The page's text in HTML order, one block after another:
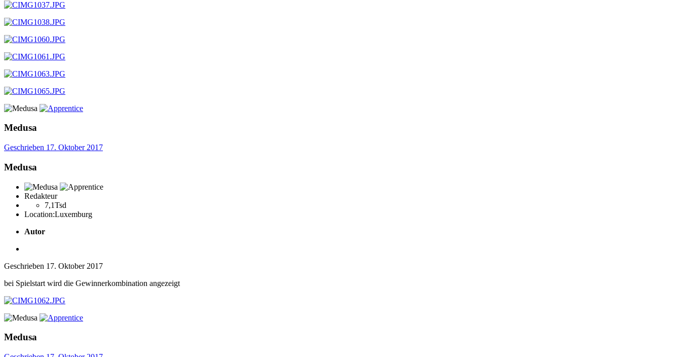
Medusa
Geschrieben 17. Oktober 2017
Medusa
Redakteur
7,1Tsd
Location:Luxemburg
Autor
Geschrieben 17. Oktober 2017
bei Spielstart wird die Gewinnerkombination angezeigt
Medusa